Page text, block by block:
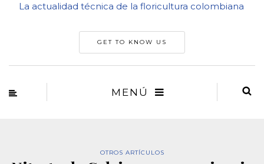
La actualidad técnica de la floricultura colombiana
GET TO KNOW US
MENÚ
OTROS ARTÍCULOS